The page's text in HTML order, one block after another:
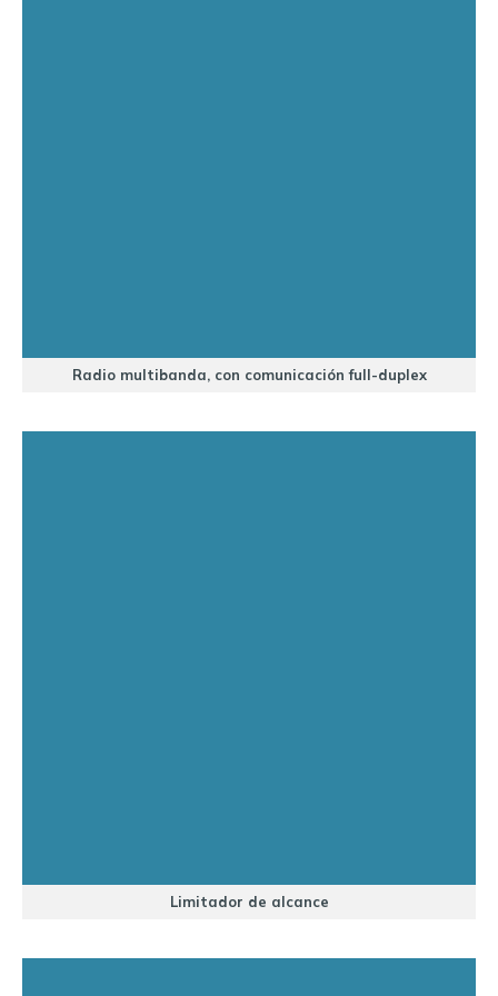
Radio multibanda, con comunicación full-duplex
Limitador de alcance